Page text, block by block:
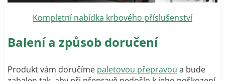
Kompletní nabídka krbového příslušenství
Balení a způsob doručení
Produkt vám doručíme paletovou přepravou a bude